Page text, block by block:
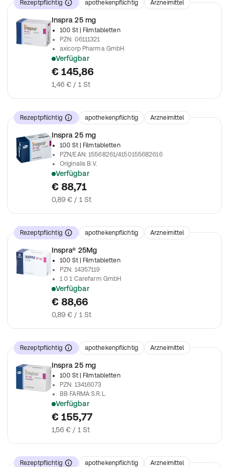
Rezeptpflichtig apothekenpflichtig Arzneimittel
Inspra 25 mg
100 St
| Filmtabletten
PZN: 06111321
axicorp Pharma GmbH
Verfügbar
verschreibungspflichtiges Arzneimittel
€ 145,86
1,46 € / 1 St
Rezeptpflichtig apothekenpflichtig Arzneimittel
Inspra 25 mg
100 St
| Filmtabletten
PZN/EAN:15568261/4150155682616
Originalis B.V.
Verfügbar
verschreibungspflichtiges Arzneimittel
€ 88,71
0,89 € / 1 St
Rezeptpflichtig apothekenpflichtig Arzneimittel
Inspra® 25Mg
100 St
| Filmtabletten
PZN: 14357119
1 0 1 Carefarm GmbH
Verfügbar
verschreibungspflichtiges Arzneimittel
€ 88,66
0,89 € / 1 St
Rezeptpflichtig apothekenpflichtig Arzneimittel
Inspra 25 mg
100 St
| Filmtabletten
PZN: 13416073
BB FARMA S.R.L.
Verfügbar
verschreibungspflichtiges Arzneimittel
€ 155,77
1,56 € / 1 St
Rezeptpflichtig apothekenpflichtig Arzneimittel